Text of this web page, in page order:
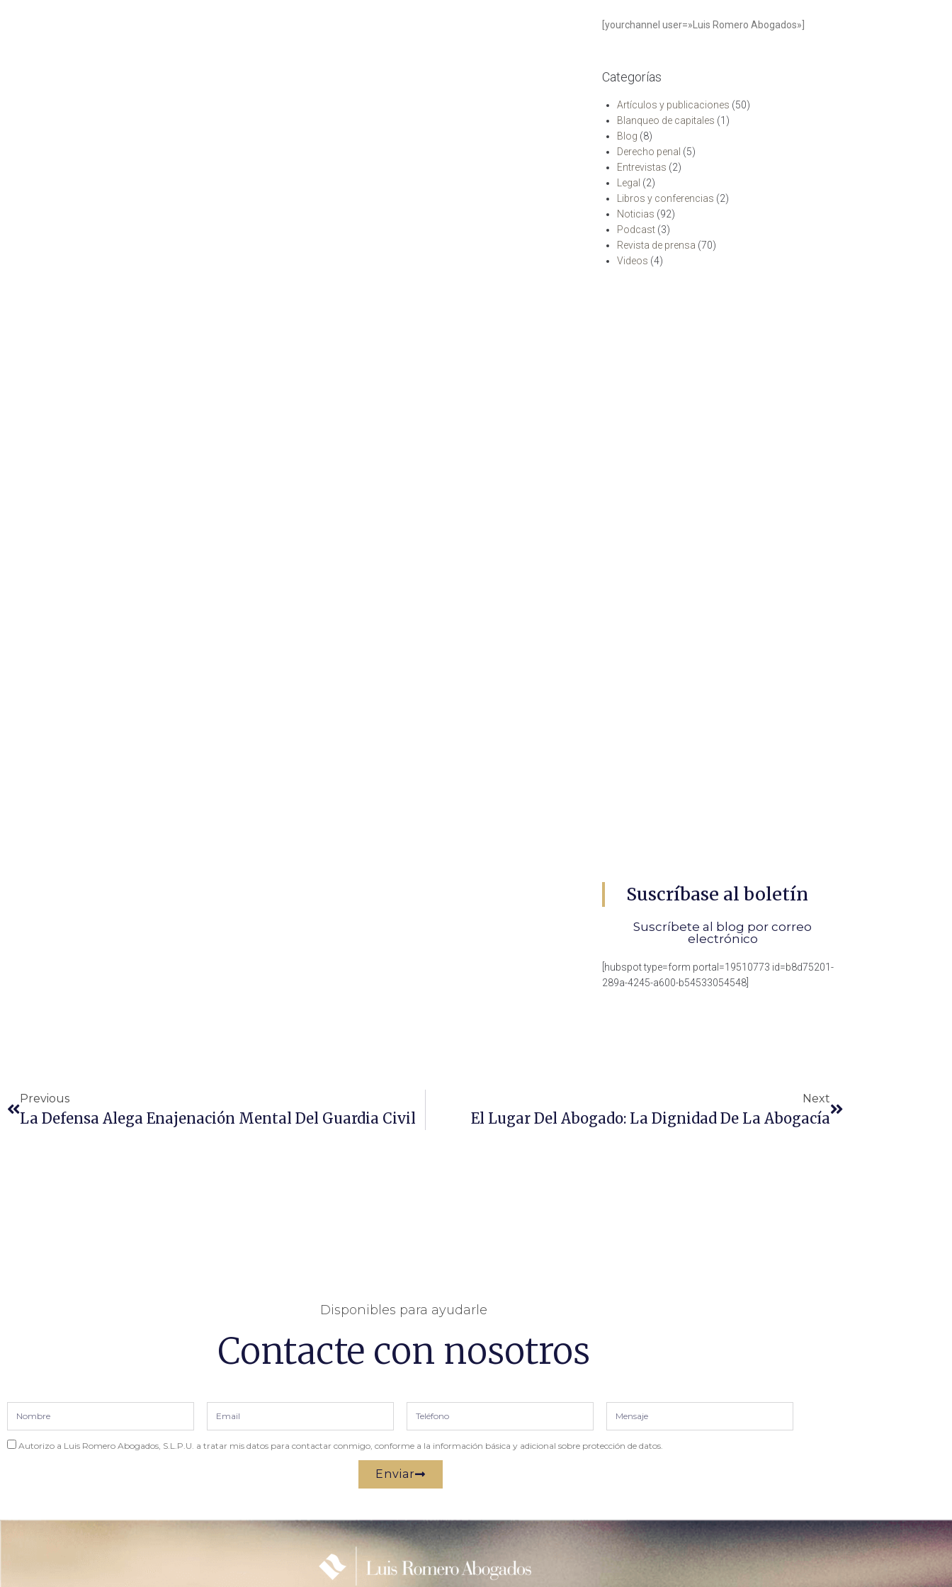
[yourchannel user=»Luis Romero Abogados»]
Categorías
Artículos y publicaciones (50)
Blanqueo de capitales (1)
Blog (8)
Derecho penal (5)
Entrevistas (2)
Legal (2)
Libros y conferencias (2)
Noticias (92)
Podcast (3)
Revista de prensa (70)
Videos (4)
Suscríbase al boletín
Suscríbete al blog por correo
electrónico
[hubspot type=form portal=19510773 id=b8d75201-
289a-4245-a600-b54533054548]
Previous
La Defensa Alega Enajenación Mental Del Guardia Civil
Next
El Lugar Del Abogado: La Dignidad De La Abogacía
Disponibles para ayudarle
Contacte con nosotros
Autorizo a Luis Romero Abogados, S.L.P.U. a tratar mis datos para contactar conmigo, conforme a la información básica y adicional sobre protección de datos.
Enviar